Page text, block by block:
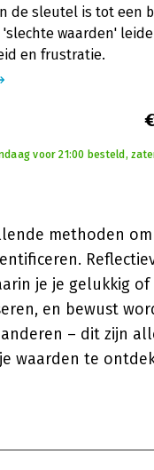
de sleutel is tot een
'slechte waarden'
en frustratie.
voor 21:00 besteld,
methoden
je je gelukkig
en bewust
– dit zijn
waarden te